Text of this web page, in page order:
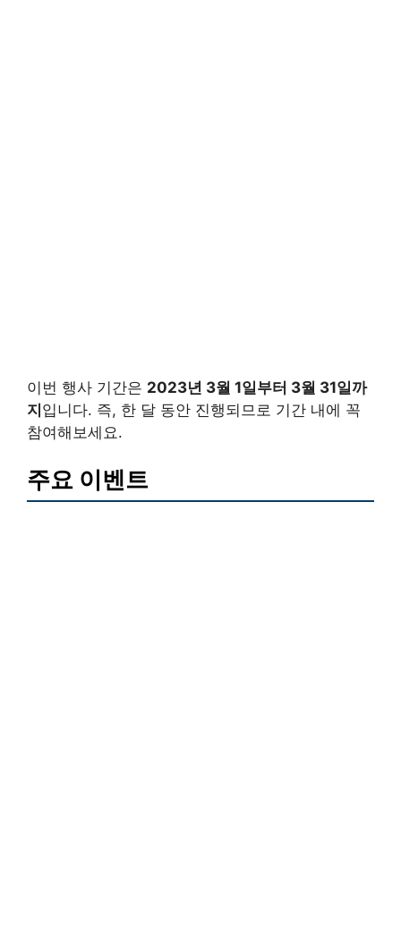
이번 행사 기간은 2023년 3월 1일부터 3월 31일까
지입니다. 즉, 한 달 동안 진행되므로 기간 내에 꼭
참여해보세요.
주요 이벤트